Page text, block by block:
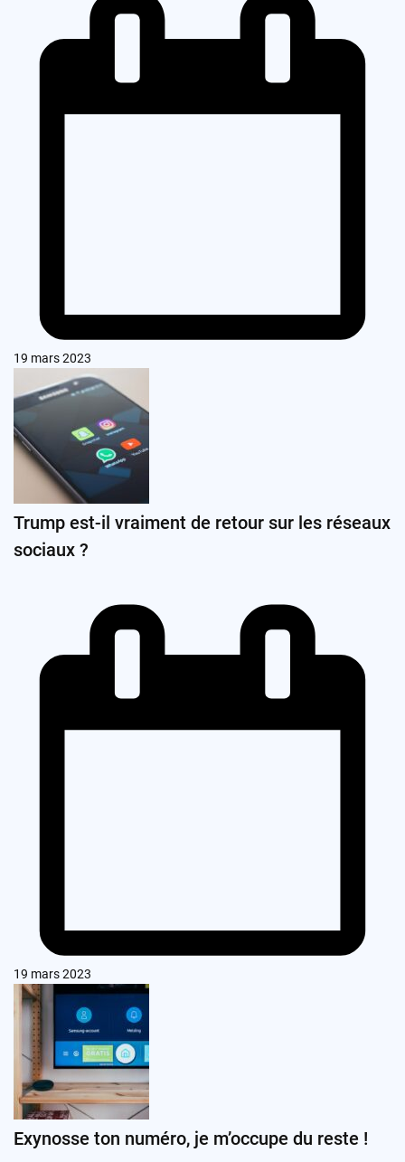
19 mars 2023
Trump est-il vraiment de retour sur les réseaux
sociaux ?
19 mars 2023
Exynosse ton numéro, je m’occupe du reste !